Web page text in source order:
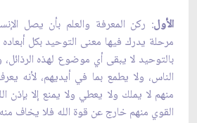
الأول: ركن المعرفة والعلم بأن يصل
مرحلة يدرك فيها معنى التوحيد بكل
بالتوحيد لا يبقى أي موضوع لهذه
الناس، ولا يطمع بما في أيديهم، لأنه
منهم لا يملك ولا يعطي ولا يمنع إلا بإذن
القوي منهم خارج عن قوة الله فلا يخاف